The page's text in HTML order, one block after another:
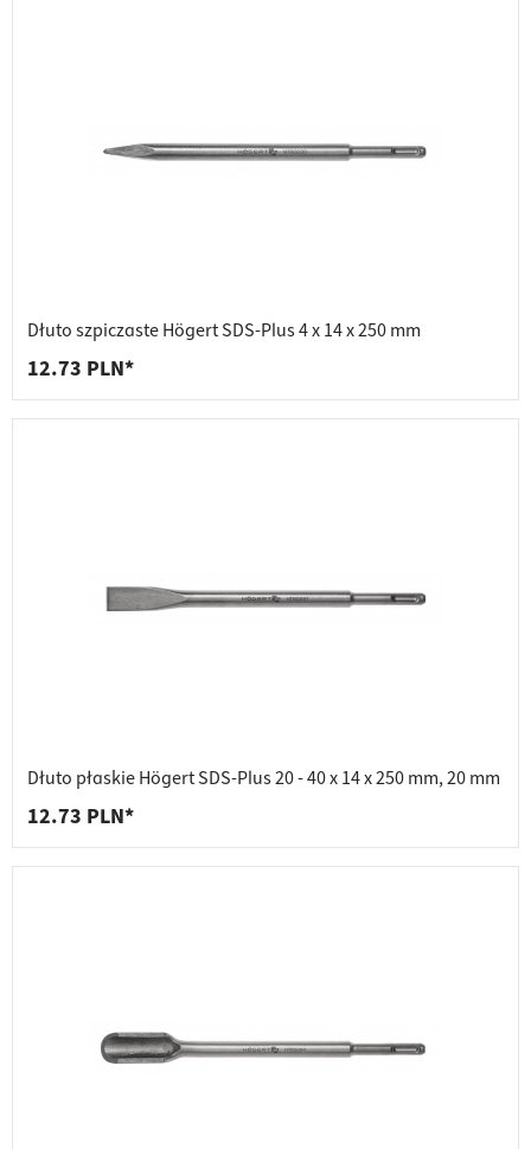
Dłuto szpiczaste Högert SDS-Plus 4 x 14 x 250 mm
12.73 PLN*
Dłuto płaskie Högert SDS-Plus 20 - 40 x 14 x 250 mm, 20 mm
12.73 PLN*